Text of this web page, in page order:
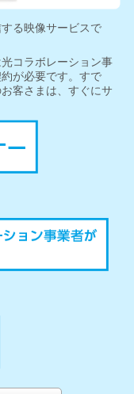
る映像サービスで
コラボレーション事
が必要です。すで
客さまは、すぐにサ